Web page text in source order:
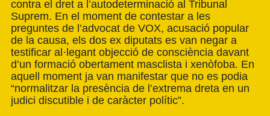
contra el dret a l’autodeterminació al Tribunal
Suprem. En el moment de contestar a les
preguntes de l’advocat de VOX, acusació popular
de la causa, els dos ex diputats es van negar a
testificar al·legant objecció de consciència davant
d’un formació obertament masclista i xenòfoba. En
aquell moment ja van manifestar que no es podia
“normalitzar la presència de l’extrema dreta en un
judici discutible i de caràcter polític”.